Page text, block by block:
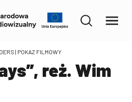
| POKAZ FILMOWY
reż. Wim